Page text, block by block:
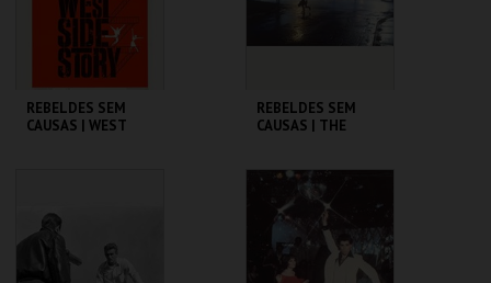
COMPRAR
REBELDES SEM
CAUSAS | WEST
MAIS INFO
REBELDES SEM
CAUSAS | THE
CINEMATECA
MAIS INFO